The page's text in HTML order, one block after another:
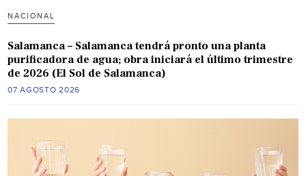
NACIONAL
Salamanca – Salamanca tendrá pronto una planta
purificadora de agua; obra iniciará el último trimestre
de 2026 (El Sol de Salamanca)
07 AGOSTO 2026